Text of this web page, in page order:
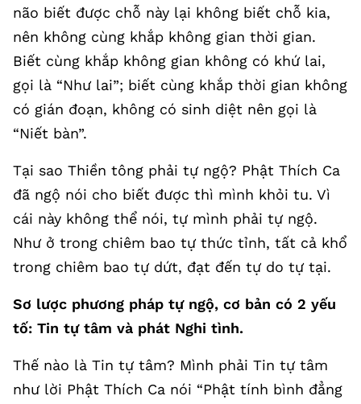
não biết được chỗ này lại không biết chỗ kia,
nên không cùng khắp không gian thời gian.
Biết cùng khắp không gian không có khứ lai,
gọi là “Như lai”; biết cùng khắp thời gian không
có gián đoạn, không có sinh diệt nên gọi là
“Niết bàn”.
Tại sao Thiền tông phải tự ngộ? Phật Thích Ca
đã ngộ nói cho biết được thì mình khỏi tu. Vì
cái này không thể nói, tự mình phải tự ngộ.
Như ở trong chiêm bao tự thức tỉnh, tất cả khổ
trong chiêm bao tự dứt, đạt đến tự do tự tại.
Sơ lược phương pháp tự ngộ, cơ bản có 2 yếu
tố: Tin tự tâm và phát Nghi tình.
Thế nào là Tin tự tâm? Mình phải Tin tự tâm
như lời Phật Thích Ca nói “Phật tính bình đẳng